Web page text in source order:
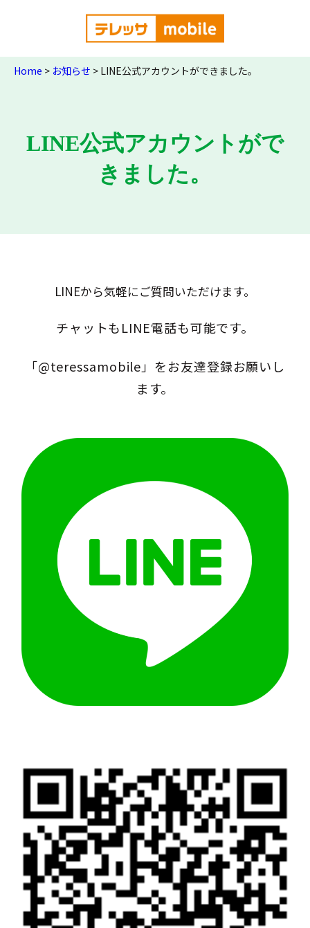
Home > お知らせ > LINE公式アカウントができました。
LINE公式アカウントがで
きました。
LINEから気軽にご質問いただけます。
チャットもLINE電話も可能です。
「@teressamobile」をお友達登録お願いし
ます。